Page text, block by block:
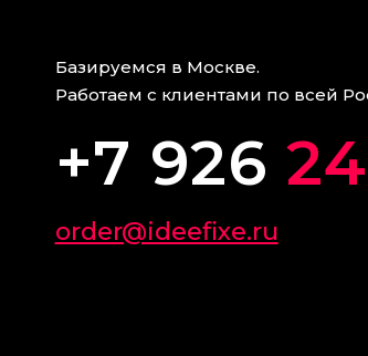
Базируемся в Москве.
Работаем с клиентами по всей
+7 926
order@ideefixe.ru